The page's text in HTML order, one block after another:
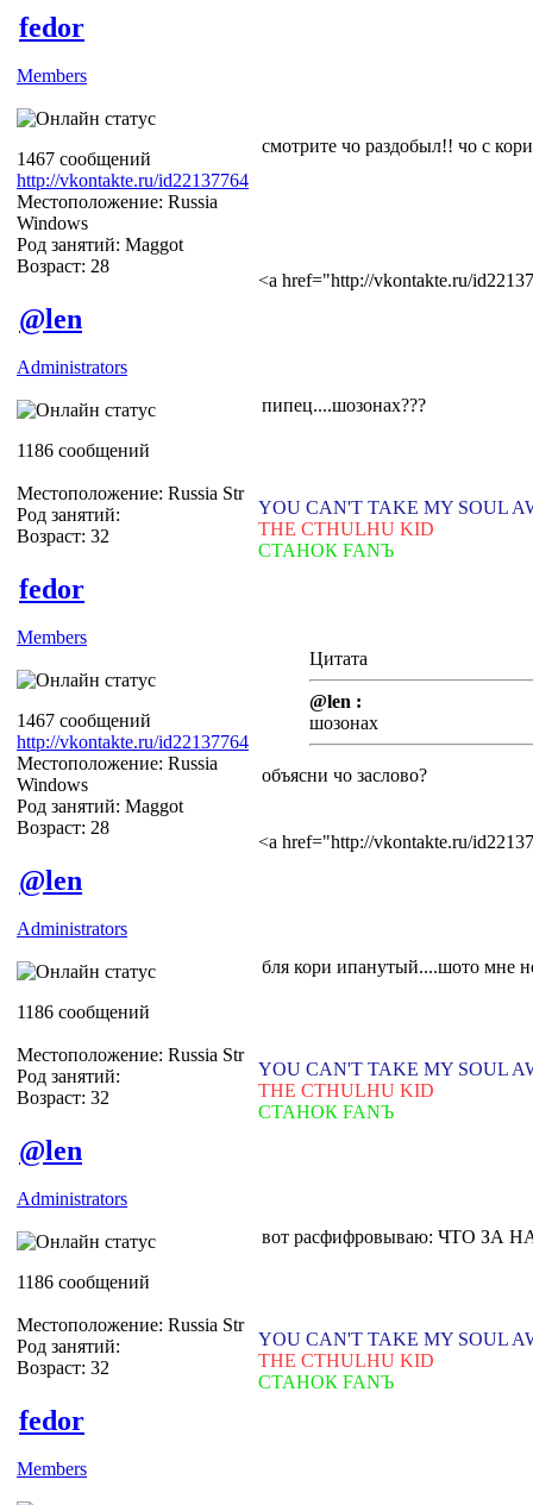
fedor
Members
1467 сообщений
http://vkontakte.ru/id22137764
Местоположение: Russia
Windows
Род занятий: Maggot
Возраст: 28
смотрите чо раздобыл!! чо с
<a href="http://vkontakte.ru/
@len
Administrators
1186 сообщений
Местоположение: Russia Str
Род занятий:
Возраст: 32
пипец....шозонах???
YOU CAN'T TAKE MY SOUL
THE CTHULHU KID
СТАНОК FANЪ
fedor
Members
1467 сообщений
http://vkontakte.ru/id22137764
Местоположение: Russia
Windows
Род занятий: Maggot
Возраст: 28
Цитата
@len :
шозонах
объясни чо заслово?
<a href="http://vkontakte.ru/
@len
Administrators
1186 сообщений
Местоположение: Russia Str
Род занятий:
Возраст: 32
бля кори ипанутый....шото мне
YOU CAN'T TAKE MY SOUL
THE CTHULHU KID
СТАНОК FANЪ
@len
Administrators
1186 сообщений
Местоположение: Russia Str
Род занятий:
Возраст: 32
вот расфифровываю: ЧТО ЗА
YOU CAN'T TAKE MY SOUL
THE CTHULHU KID
СТАНОК FANЪ
fedor
Members